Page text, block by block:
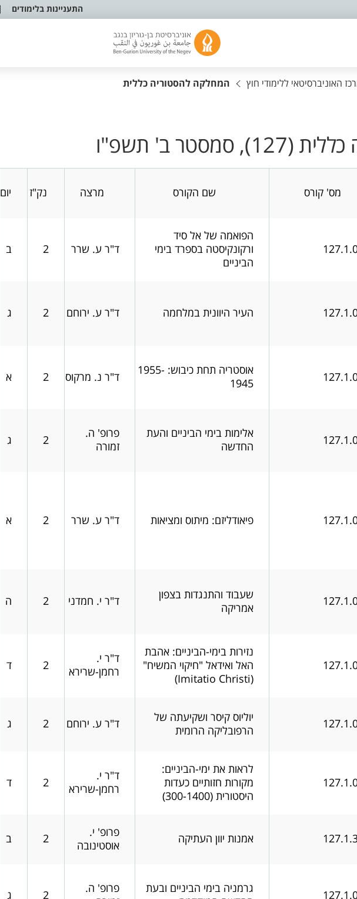
התעניינות בלימודים
האוניברסיטאי ללימודי חוץ המחלקה להסטוריה כללית
ב' תשפ"ו
מס' קורס שם הקורס מרצה נק"ז יום
הפואמה של אל סיד
ורקונקיסטה בספרד בימי
הביניים
ד"ר ע. שרר 2 ב
העיר היוונית במלחמה ד"ר ע. ירוחם 2 ג
אוסטריה תחת כיבוש: 1955-
1945
ד"ר נ. מרקוס 2 א
אלימות בימי הביניים והעת
החדשה
פרופ' ה.
זמורה
2 ג
פיאודליזם: מיתוס ומציאות ד"ר ע. שרר 2 א
שעבוד והתנגדות בצפון
אמריקה
ד"ר י. חמדני 2 ה
נזירות בימי-הביניים: אהבת
האל ואידאל "חיקוי המשיח"
(Imitatio Christi)
ד"ר י.
רחמן-שרירא
2 ד
יוליוס קיסר ושקיעתה של
הרפובליקה הרומית
ד"ר ע. ירוחם 2 ג
לראות את ימי-הביניים:
מקורות חזותיים כעדות
היסטורית (300-1400)
ד"ר י.
רחמן-שרירא
2 ד
אמנות יוון העתיקה
פרופ' י.
אוסטינובה
2 ב
גרמניה בימי הביניים ובעת
פרופ' ה.
2 ג